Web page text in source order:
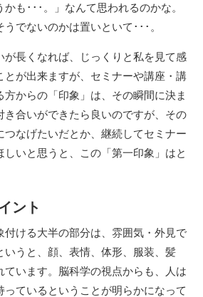
も･･･。」なんて思われるのかな。
でないのかは置いといて･･･。
が長くなれば、じっくりと私を見て感
とが出来ますが、セミナーや講座・講
からの「印象」は、その瞬間に決ま
き合いができたら良いのですが、その
つなげたいだとか、継続してセミナー
いと思うと、この「第一印象」はと
ント
付ける大半の部分は、雰囲気・外見で
いうと、顔、表情、体形、服装、髪
ています。脳科学の視点からも、人は
っているということが明らかになって